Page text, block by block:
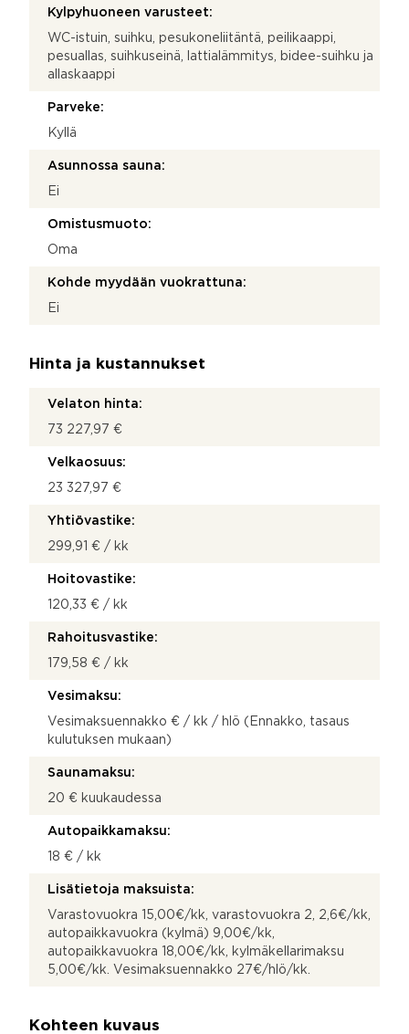
Kylpyhuoneen varusteet:
WC-istuin, suihku, pesukoneliitäntä, peilikaappi,
pesuallas, suihkuseinä, lattialämmitys, bidee-suihku ja
allaskaappi
Parveke:
Kyllä
Asunnossa sauna:
Ei
Omistusmuoto:
Oma
Kohde myydään vuokrattuna:
Ei
Hinta ja kustannukset
Velaton hinta:
73 227,97 €
Velkaosuus:
23 327,97 €
Yhtiövastike:
299,91 € / kk
Hoitovastike:
120,33 € / kk
Rahoitusvastike:
179,58 € / kk
Vesimaksu:
Vesimaksuennakko € / kk / hlö (Ennakko, tasaus
kulutuksen mukaan)
Saunamaksu:
20 € kuukaudessa
Autopaikkamaksu:
18 € / kk
Lisätietoja maksuista:
Varastovuokra 15,00€/kk, varastovuokra 2, 2,6€/kk,
autopaikkavuokra (kylmä) 9,00€/kk,
autopaikkavuokra 18,00€/kk, kylmäkellarimaksu
5,00€/kk. Vesimaksuennakko 27€/hlö/kk.
Kohteen kuvaus